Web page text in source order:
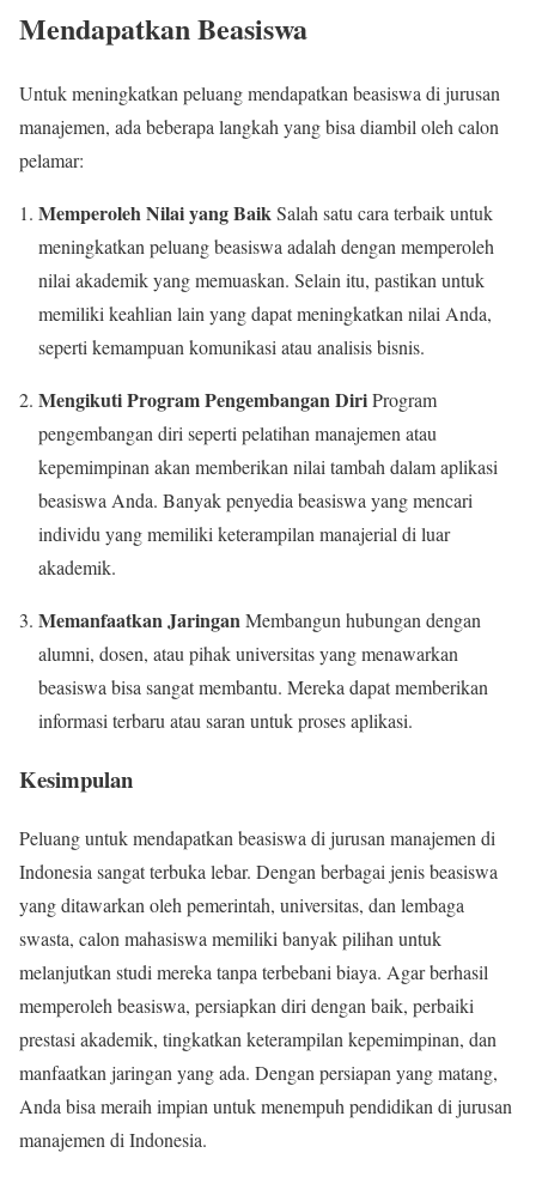
Mendapatkan Beasiswa
Untuk meningkatkan peluang mendapatkan beasiswa di jurusan
manajemen, ada beberapa langkah yang bisa diambil oleh calon
pelamar:
Memperoleh Nilai yang BaikSalah satu cara terbaik untuk
meningkatkan peluang beasiswa adalah dengan memperoleh
nilai akademik yang memuaskan. Selain itu, pastikan untuk
memiliki keahlian lain yang dapat meningkatkan nilai Anda,
seperti kemampuan komunikasi atau analisis bisnis.
Mengikuti Program Pengembangan DiriProgram
pengembangan diri seperti pelatihan manajemen atau
kepemimpinan akan memberikan nilai tambah dalam aplikasi
beasiswa Anda. Banyak penyedia beasiswa yang mencari
individu yang memiliki keterampilan manajerial di luar
akademik.
Memanfaatkan JaringanMembangun hubungan dengan
alumni, dosen, atau pihak universitas yang menawarkan
beasiswa bisa sangat membantu. Mereka dapat memberikan
informasi terbaru atau saran untuk proses aplikasi.
Kesimpulan
Peluang untuk mendapatkan beasiswa di jurusan manajemen di
Indonesia sangat terbuka lebar. Dengan berbagai jenis beasiswa
yang ditawarkan oleh pemerintah, universitas, dan lembaga
swasta, calon mahasiswa memiliki banyak pilihan untuk
melanjutkan studi mereka tanpa terbebani biaya. Agar berhasil
memperoleh beasiswa, persiapkan diri dengan baik, perbaiki
prestasi akademik, tingkatkan keterampilan kepemimpinan, dan
manfaatkan jaringan yang ada. Dengan persiapan yang matang,
Anda bisa meraih impian untuk menempuh pendidikan di jurusan
manajemen di Indonesia.